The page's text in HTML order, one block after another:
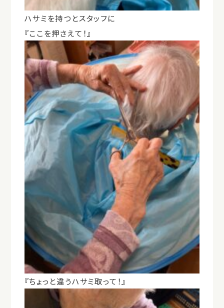
ハサミを持つとスタッフに
『ここを押さえて！』
『ちょっと違うハサミ取って！』